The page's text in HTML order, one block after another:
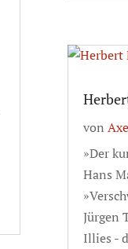
von
»Der
Hans
Jürgen
Illies -